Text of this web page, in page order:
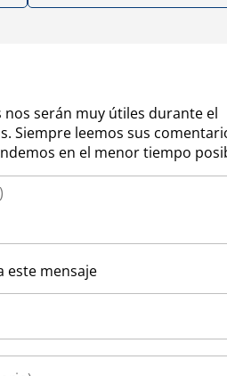
serán muy útiles durante el
Siempre leemos sus
en el menor tiempo
este mensaje